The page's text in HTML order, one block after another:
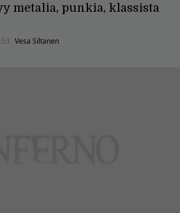
metalia, punkia, klassista
Vesa Siltanen